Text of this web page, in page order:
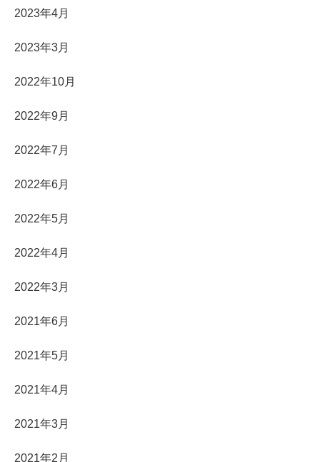
2023年4月
2023年3月
2022年10月
2022年9月
2022年7月
2022年6月
2022年5月
2022年4月
2022年3月
2021年6月
2021年5月
2021年4月
2021年3月
2021年2月